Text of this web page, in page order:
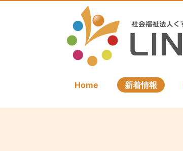
Home 新着情報